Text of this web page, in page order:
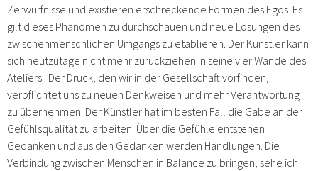
Zerwürfnisse und existieren erschreckende Formen des Egos. Es
gilt dieses Phänomen zu durchschauen und neue Lösungen des
zwischenmenschlichen Umgangs zu etablieren. Der Künstler kann
sich heutzutage nicht mehr zurückziehen in seine vier Wände des
Ateliers . Der Druck, den wir in der Gesellschaft vorfinden,
verpflichtet uns zu neuen Denkweisen und mehr Verantwortung
zu übernehmen. Der Künstler hat im besten Fall die Gabe an der
Gefühlsqualität zu arbeiten. Über die Gefühle entstehen
Gedanken und aus den Gedanken werden Handlungen. Die
Verbindung zwischen Menschen in Balance zu bringen, sehe ich